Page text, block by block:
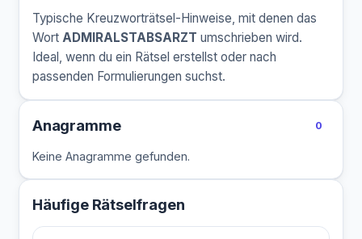
Typische Kreuzworträtsel-Hinweise, mit denen das
Wort ADMIRALSTABSARZT umschrieben wird.
Ideal, wenn du ein Rätsel erstellst oder nach
passenden Formulierungen suchst.
Anagramme 0
Keine Anagramme gefunden.
Häufige Rätselfragen